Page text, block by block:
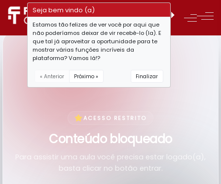
ACESSO RESTRITO
Conteúdo bloqueado
Para assistir uma aula você precisa estar logado(a),
basta clicar no botão entrar.
Seja bem vindo (a)
Estamos tão felizes de ver você por aqui que
não poderíamos deixar de vir recebê-lo (la). E
que tal já aproveitar a oportunidade para te
mostrar várias funções incríveis da
plataforma? Vamos lá!?
« Anterior Próximo » Finalizar